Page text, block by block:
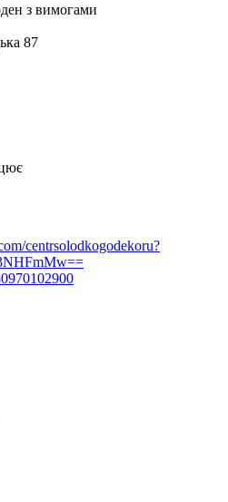
з вимогами
87
centrsolodkogodekoru?